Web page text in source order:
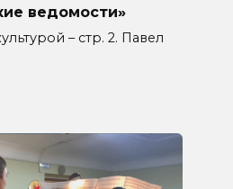
ведомости»
– стр. 2. Павел